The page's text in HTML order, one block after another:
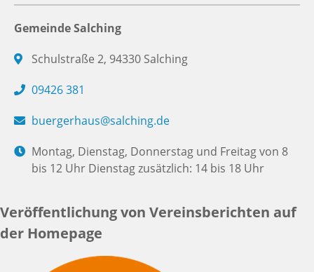
Gemeinde Salching
Schulstraße 2, 94330 Salching
09426 381
buergerhaus@salching.de
Montag, Dienstag, Donnerstag und Freitag von 8
bis 12 Uhr Dienstag zusätzlich: 14 bis 18 Uhr
Veröffentlichung von Vereinsberichten auf
der Homepage